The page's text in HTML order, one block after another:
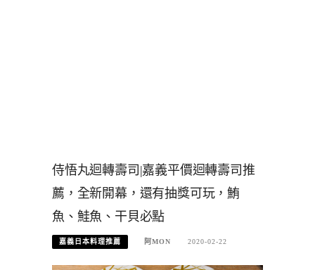
侍悟丸迴轉壽司|嘉義平價迴轉壽司推
薦，全新開幕，還有抽獎可玩，鮪
魚、鮭魚、干貝必點
嘉義日本料理推薦 阿MON 2020-02-22